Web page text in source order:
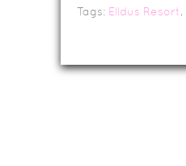
Tags: Elldus Resort,